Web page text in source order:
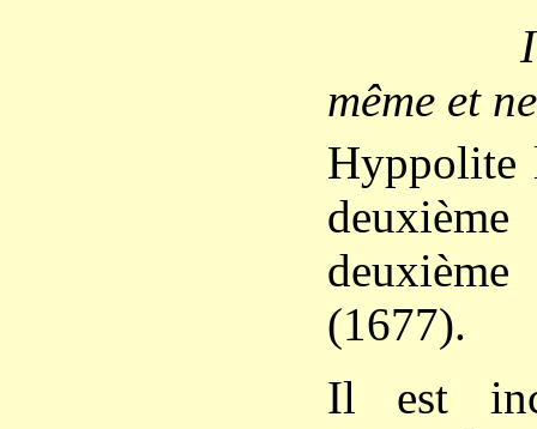
Il se
même et
Hyppolite
(1677).
Il est